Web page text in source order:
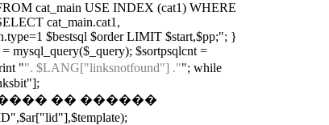
cat_main USE INDEX (cat1) WHERE
cat_main.cat1,
$bestsql $order LIMIT $start,$pp;"; }
mysql_query($_query); $sortpsqlcnt =
"". $LANG["linksnotfound"] .""; while
������ �� ������